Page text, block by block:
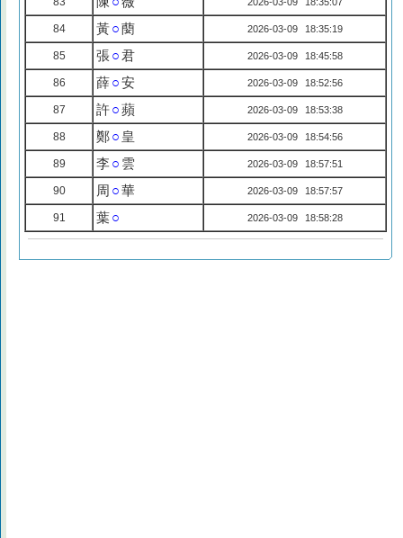
84 黃○蔅 2026-03-09 18:35:19
85 張○君 2026-03-09 18:45:58
86 薛○安 2026-03-09 18:52:56
87 許○蘋 2026-03-09 18:53:38
88 鄭○ 皇 2026-03-09 18:54:56
89 李○ 雲 2026-03-09 18:57:51
90 周 ○華 2026-03-09 18:57:57
91 葉○ 2026-03-09 18:58:28